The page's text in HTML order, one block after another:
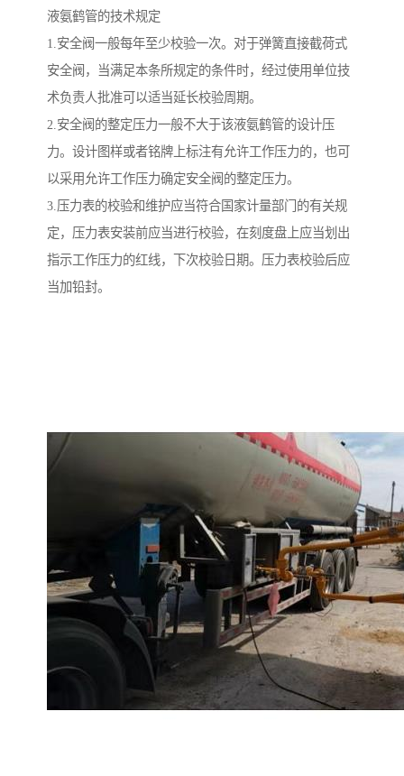
液氨鹤管的技术规定
1.安全阀一般每年至少校验一次。对于弹簧直接截荷式
安全阀，当满足本条所规定的条件时，经过使用单位技
术负责人批准可以适当延长校验周期。
2.安全阀的整定压力一般不大于该液氨鹤管的设计压
力。设计图样或者铭牌上标注有允许工作压力的，也可
以采用允许工作压力确定安全阀的整定压力。
3.压力表的校验和维护应当符合国家计量部门的有关规
定，压力表安装前应当进行校验，在刻度盘上应当划出
指示工作压力的红线，下次校验日期。压力表校验后应
当加铅封。